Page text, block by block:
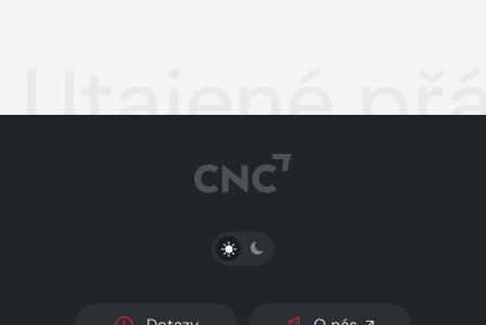
Utajené
PŘEPNOUT SVĚTLÝ/TMAVÝ REŽIM